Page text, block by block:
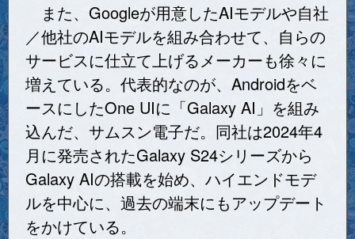
また、Googleが用意したAIモデルや自社
／他社のAIモデルを組み合わせて、自らの
サービスに仕立て上げるメーカーも徐々に
増えている。代表的なのが、Androidをベ
ースにしたOne UIに「Galaxy AI」を組み
込んだ、サムスン電子だ。同社は2024年4
月に発売されたGalaxy S24シリーズから
Galaxy AIの搭載を始め、ハイエンドモデ
ルを中心に、過去の端末にもアップデート
をかけている。